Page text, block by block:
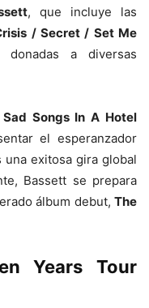
, que incluye las
/ Secret / Set Me
a diversas
Sad Songs In A Hotel
el esperanzador
una exitosa gira global
Bassett se prepara
álbum debut, The
Years Tour